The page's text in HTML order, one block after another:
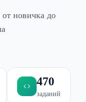
новичка до
470
заданий